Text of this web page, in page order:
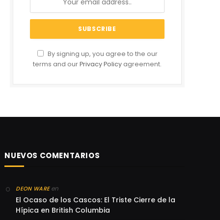
By signing up, you agree to the our
terms and ourPrivacy Policy agreement.
NUEVOS COMENTARIOS
DEON WAREen
El Ocaso de los Cascos: El Triste Cierre de la
Hípica en British Columbia